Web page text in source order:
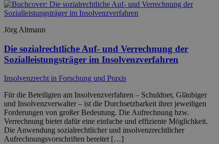
Jörg Altmann
Die sozialrechtliche Auf- und Verrechnung der
Sozialleistungsträger im Insolvenzverfahren
Insolvenzrecht in Forschung und Praxis
Für die Beteiligten am Insolvenzverfahren – Schuldner, Gläubiger
und Insolvenzverwalter – ist die Durchsetzbarkeit ihrer jeweiligen
Forderungen von großer Bedeutung. Die Aufrechnung bzw.
Verrechnung bietet dafür eine einfache und effiziente Möglichkeit.
Die Anwendung sozialrechtlicher und insolvenzrechtlicher
Aufrechnungsvorschriften bereitet […]